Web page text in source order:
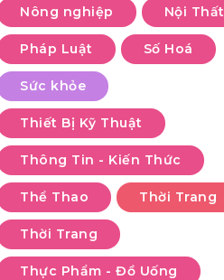
Nông nghiệp Nội Thất
Pháp Luật Số Hoá
Sức khỏe
Thiết Bị Kỹ Thuật
Thông Tin - Kiến Thức
Thể Thao Thời Trang
Thời Trang
Thực Phẩm - Đồ Uống